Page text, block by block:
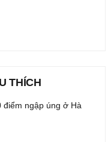
THÍCH
điểm ngập úng ở Hà